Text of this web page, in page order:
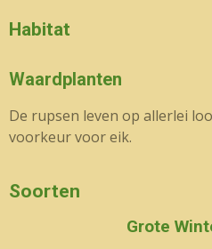
Habitat
Waardplanten
De rupsen leven op allerlei
voorkeur voor eik.
Soorten
Grote